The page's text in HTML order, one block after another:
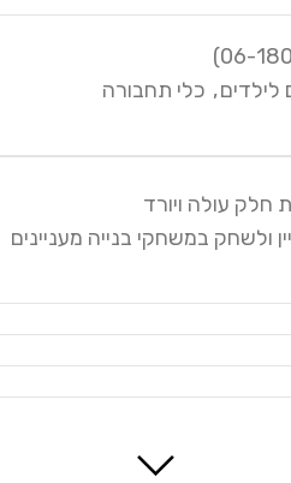
לילדים, כלי תחבורה
עולה ויורד
ולשחק במשחקי בנייה מעניינים